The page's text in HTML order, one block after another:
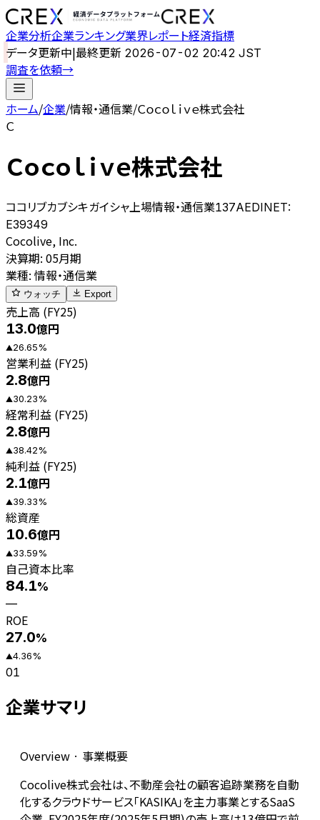
企業分析企業ランキング業界レポート経済指標
データ更新中|最終更新 2026-07-02 20:42 JST
調査を依頼→
ホーム/企業/情報・通信業/Ｃｏｃｏｌｉｖｅ株式会社
Ｃ
Ｃｏｃｏｌｉｖｅ株式会社
ココリブカブシキガイシャ 上場情報・通信業137AEDINET:
E39349
Cocolive, Inc.
決算期: 05月期
業種: 情報・通信業
ウォッチ Export
売上高 (FY25)
13.0億円
▲26.65%
営業利益 (FY25)
2.8億円
▲30.23%
経常利益 (FY25)
2.8億円
▲38.42%
純利益 (FY25)
2.1億円
▲39.33%
総資産
10.6億円
▲33.59%
自己資本比率
84.1%
—
ROE
27.0%
▲4.36%
01
企業サマリ
Overview · 事業概要
Cocolive株式会社は、不動産会社の顧客追跡業務を自動
化するクラウドサービス「KASIKA」を主力事業とするSaaS